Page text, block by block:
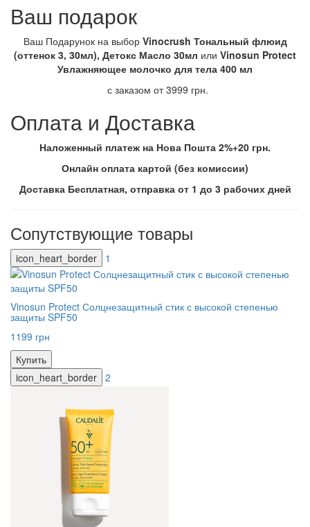
Ваш подарок
Ваш Подарунок на выборVinocrush Тональный флюид
(оттенок 3, 30мл), Детокс Масло 30мл или Vinosun Protect
Увлажняющее молочко для тела 400 мл
с заказом от 3999 грн.
Оплата и Доставка
Наложенный платеж на Нова Пошта 2%+20 грн.
Онлайн оплата картой (без комиссии)
Доставка Бесплатная, отправка от 1 до 3 рабочих дней
Сопутствующие товары
icon_heart_border 1
Vinosun Protect Солцнезащитный стик с высокой степенью
защиты SPF50
1199 грн
Купить
icon_heart_border 2